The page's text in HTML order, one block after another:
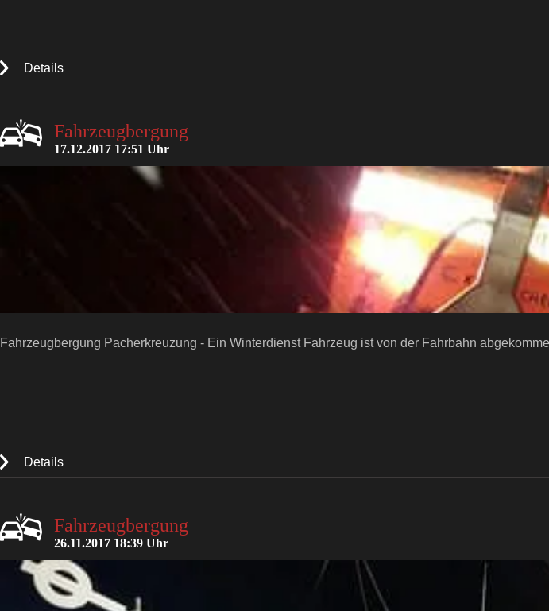
Details
Fahrzeugbergung
17.12.2017 17:51 Uhr
Fahrzeugbergung Pacherkreuzung - Ein Winterdienst Fahrzeug ist von der Fahrbahn
Details
Fahrzeugbergung
26.11.2017 18:39 Uhr